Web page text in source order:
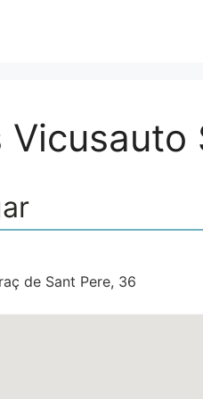
Vicusauto
de Sant Pere, 36